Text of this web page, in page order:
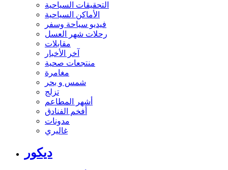
التحقيقات السياحية
الأماكن السياحية
فيديو سياحة وسفر
رحلات شهر العسل
مقابلات
آخر الأخبار
منتجعات صحية
مغامرة
شمس و بحر
تزلج
أشهر المطاعم
أفخم الفنادق
مدونات
غاليري
ديكور